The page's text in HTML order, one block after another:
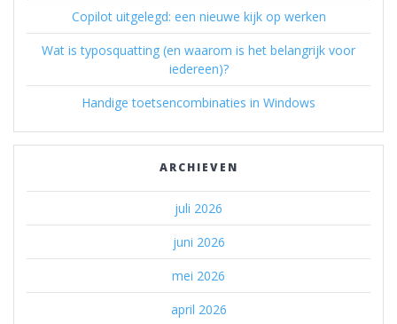
Copilot uitgelegd: een nieuwe kijk op werken
Wat is typosquatting (en waarom is het belangrijk voor
iedereen)?
Handige toetsencombinaties in Windows
ARCHIEVEN
juli 2026
juni 2026
mei 2026
april 2026